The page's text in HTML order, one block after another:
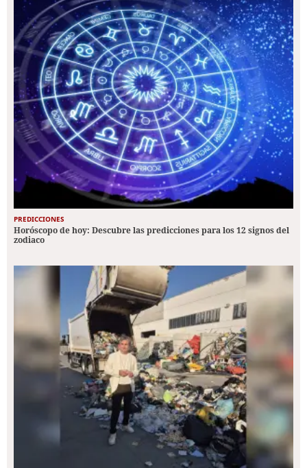
PREDICCIONES
Horóscopo de hoy: Descubre las predicciones para los 12 signos del
zodiaco